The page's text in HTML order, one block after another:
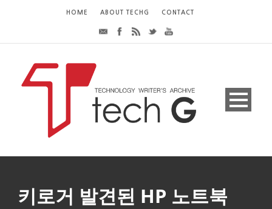
HOME ABOUT TECHG CONTACT
키로거 발견된 HP 노트북